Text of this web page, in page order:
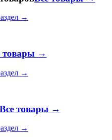
→
товары →
→
Все товары →
→